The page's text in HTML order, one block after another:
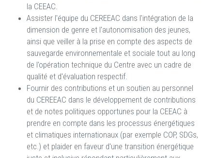
la CEEAC.
Assister l'équipe du CEREEAC dans l'intégration de la
dimension de genre et l'autonomisation des jeunes,
ainsi que veiller à la prise en compte des aspects de
sauvegarde environnementale et sociale tout au long
de l'opération technique du Centre avec un cadre de
qualité et d'évaluation respectif.
Fournir des contributions et un soutien au personnel
du CEREEAC dans le développement de contributions
et de notes politiques opportunes pour la CEEAC à
prendre en compte dans les processus énergétiques
et climatiques internationaux (par exemple COP, SDGs,
etc.) et plaider en faveur d'une transition énergétique